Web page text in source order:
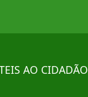
AO CIDADÃO